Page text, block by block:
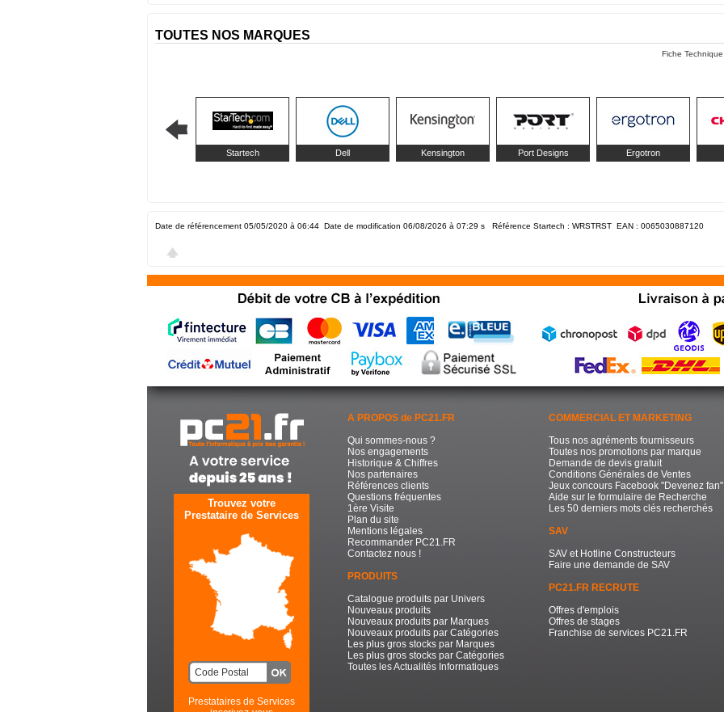
TOUTES NOS MARQUES
Fiche Technique
Startech Dell Kensington Port Designs Ergotron
Date de référencement 05/05/2020 à 06:44 Date de modification 06/08/2026 à 07:29 s Référence Startech : WRSTRST EAN : 0065030887120
Trouvez votre
Prestataire de Services
Prestataires de Services
A PROPOS de PC21.FR
Qui sommes-nous ?
Nos engagements
Historique & Chiffres
Nos partenaires
Références clients
Questions fréquentes
1ère Visite
Plan du site
Mentions légales
Recommander PC21.FR
Contactez nous !
PRODUITS
Catalogue produits par Univers
Nouveaux produits
Nouveaux produits par Marques
Nouveaux produits par Catégories
Les plus gros stocks par Marques
Les plus gros stocks par Catégories
Toutes les Actualités Informatiques
COMMERCIAL ET MARKETING
Tous nos agréments fournisseurs
Toutes nos promotions par marque
Demande de devis gratuit
Conditions Générales de Ventes
Jeux concours Facebook "Devenez fan"
Aide sur le formulaire de Recherche
Les 50 derniers mots clés recherchés
SAV
SAV et Hotline Constructeurs
Faire une demande de SAV
PC21.FR RECRUTE
Offres d'emplois
Offres de stages
Franchise de services PC21.FR